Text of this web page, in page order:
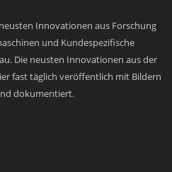
Innovationen aus Forschung
und Kundespezifische
Die neusten Innovationen aus der
fast täglich veröffentlich mit Bildern
dokumentiert.